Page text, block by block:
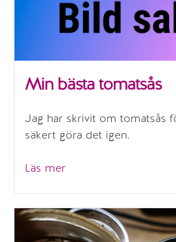
Min bästa tomatsås
Jag har skrivit om tomatsås
säkert göra det igen.
Läs mer”Min